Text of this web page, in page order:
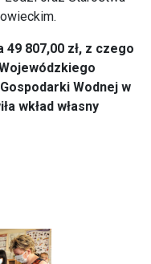
807,00 zł, z czego
Wodnej w
wkład własny